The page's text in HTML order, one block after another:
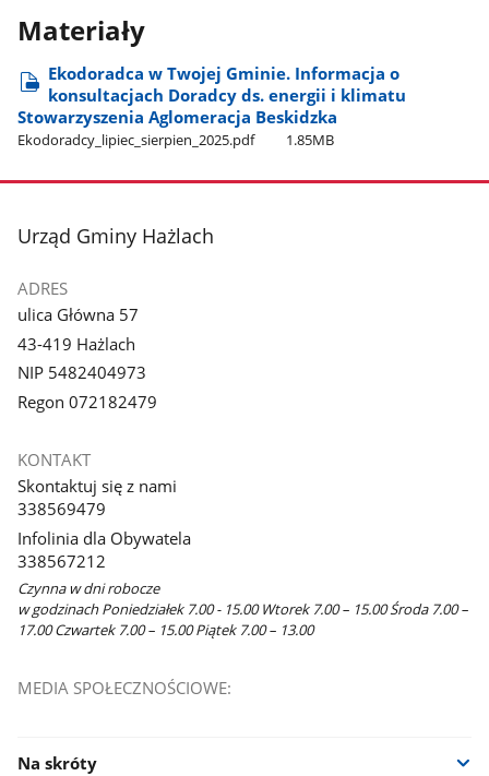
Materiały
Ekodoradca w Twojej Gminie. Informacja o
konsultacjach Doradcy ds. energii i klimatu
Stowarzyszenia Aglomeracja Beskidzka
Ekodoradcy​​_lipiec​​​_sierpien​_2025.pdf 1.85MB
stopka
Urząd Gminy Hażlach
ADRES
ulica Główna 57
43-419 Hażlach
NIP 5482404973
Regon 072182479
KONTAKT
Skontaktuj się z nami
338569479
Infolinia dla Obywatela
338567212
Czynna w dni robocze
w godzinach Poniedziałek 7.00 - 15.00 Wtorek 7.00 – 15.00 Środa 7.00 –
17.00 Czwartek 7.00 – 15.00 Piątek 7.00 – 13.00
MEDIA SPOŁECZNOŚCIOWE:
Na skróty